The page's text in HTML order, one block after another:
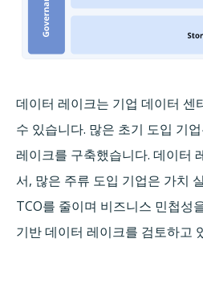
데이터 레이크는 기업 데이터 센
수 있습니다. 많은 초기 도입 기
레이크를 구축했습니다. 데이터
서, 많은 주류 도입 기업은 가치
TCO를 줄이며 비즈니스 민첩성
기반 데이터 레이크를 검토하고